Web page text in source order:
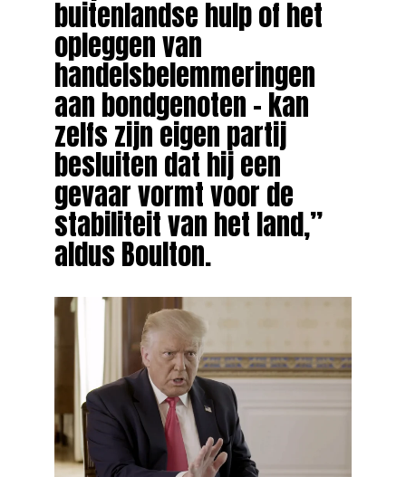
buitenlandse hulp of het
opleggen van
handelsbelemmeringen
aan bondgenoten – kan
zelfs zijn eigen partij
besluiten dat hij een
gevaar vormt voor de
stabiliteit van het land,”
aldus Boulton.